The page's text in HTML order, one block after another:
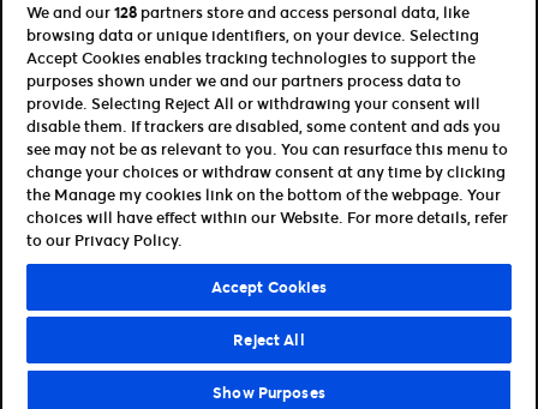
Ticketmaster
TM1 Reports (iOS)
TM1 Reports (Android)
For partnere
Bliv affiliate / partner
Til udviklere (API og SDK)
Retningslinjer for brugPersondatapolitik
Cookie-politikAdministrer cookies
Denmark
We and our128 partners store and access personal data, like
browsing data or unique identifiers, on your device. Selecting
Accept Cookies enables tracking technologies to support the
purposes shown under we and our partners process data to
provide. Selecting Reject All or withdrawing your consent will
disable them. If trackers are disabled, some content and ads you
see may not be as relevant to you. You can resurface this menu to
change your choices or withdraw consent at any time by clicking
the Manage my cookies link on the bottom of the webpage. Your
choices will have effect within our Website. For more details, refer
to our Privacy Policy.
Accept Cookies
Reject All
Show Purposes